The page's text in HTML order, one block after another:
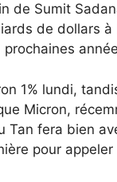
de Sumit
de dollars à
1% lundi,
Micron,
fera bien
pour